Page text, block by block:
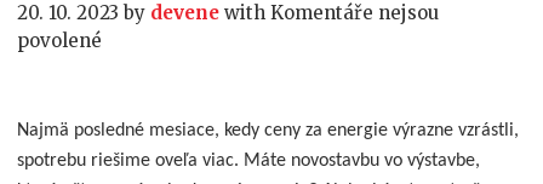
20. 10. 2023 by devene withKomentáře nejsou
povolené
názvem
Certifikácia
budov
Najmä posledné mesiace, kedy ceny za energie výrazne vzrástli,
spotrebu riešime oveľa viac. Máte novostavbu vo výstavbe,